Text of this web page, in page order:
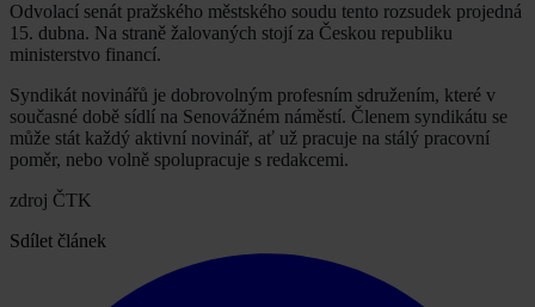
Odvolací senát pražského městského soudu tento rozsudek projedná
15. dubna. Na straně žalovaných stojí za Českou republiku
ministerstvo financí.
Syndikát novinářů je dobrovolným profesním sdružením, které v
současné době sídlí na Senovážném náměstí. Členem syndikátu se
může stát každý aktivní novinář, ať už pracuje na stálý pracovní
poměr, nebo volně spolupracuje s redakcemi.
zdroj ČTK
Sdílet článek